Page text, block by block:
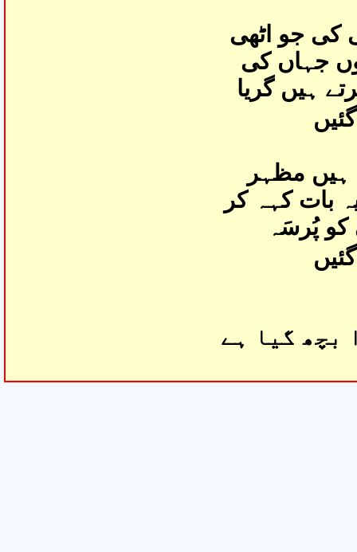
کی جو اٹھی
جہاں کی
ہیں گریا
ہیں مظہر
بات کہہ کر
کو پُرسَہ
بچھ گیا ہے